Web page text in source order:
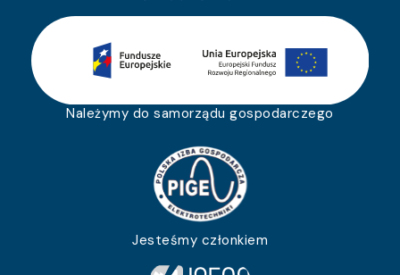
Należymy do samorządu gospodarczego
Jesteśmy członkiem